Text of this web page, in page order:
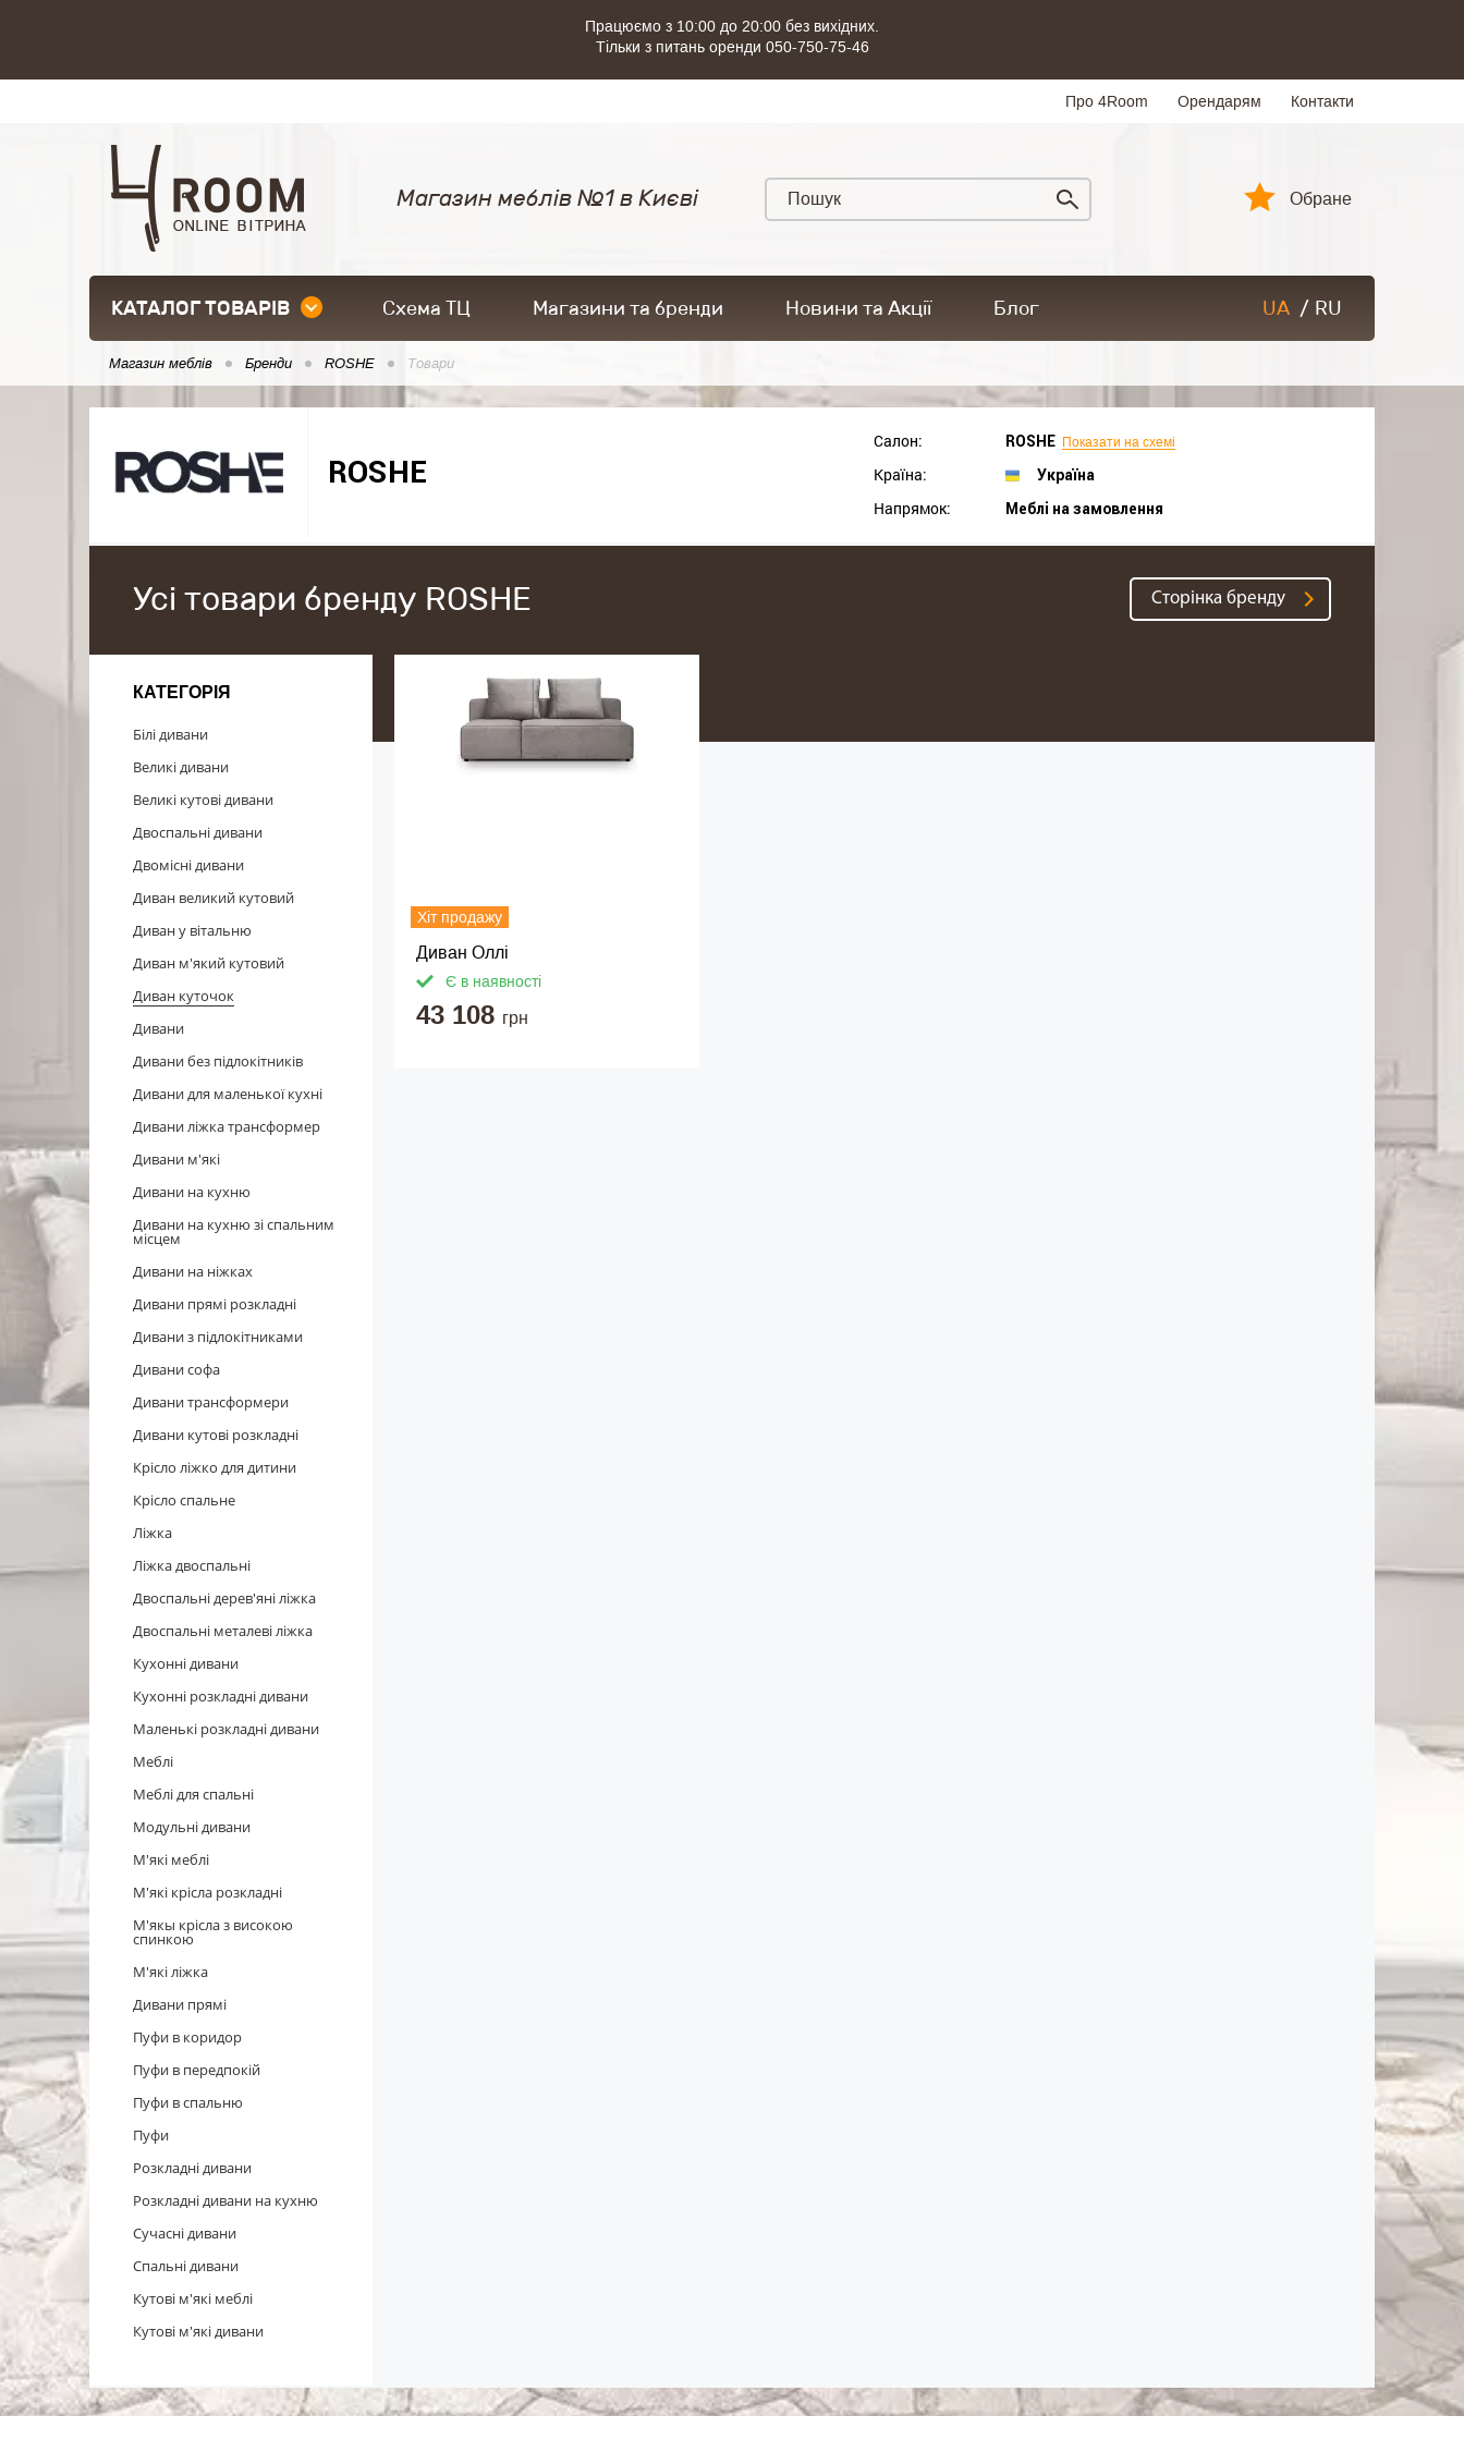
Працюємо з 10:00 до 20:00 без вихідних.
Тільки з питань оренди 050-750-75-46
Про 4Room Орендарям Контакти
Магазин меблів №1 в Києві Обране
КАТАЛОГ ТОВАРІВ Схема ТЦ Магазини та бренди Новини та Акції Блог UA / RU
Магазин меблів Бренди ROSHE Товари
ROSHE
Салон: ROSHE Показати на схемі
Країна: Україна
Напрямок: Меблі на замовлення
Усі товари бренду ROSHE Cторінка бренду
КАТЕГОРІЯ
Білі дивани
Великі дивани
Великі кутові дивани
Двоспальні дивани
Двомісні дивани
Диван великий кутовий
Диван у вітальню
Диван м'який кутовий
Диван куточок
Дивани
Дивани без підлокітників
Дивани для маленької кухні
Дивани ліжка трансформер
Дивани м'які
Дивани на кухню
Дивани на кухню зі спальним
місцем
Дивани на ніжках
Дивани прямі розкладні
Дивани з підлокітниками
Дивани софа
Дивани трансформери
Дивани кутові розкладні
Крісло ліжко для дитини
Крісло спальне
Ліжка
Ліжка двоспальні
Двоспальні дерев'яні ліжка
Двоспальні металеві ліжка
Кухонні дивани
Кухонні розкладні дивани
Маленькі розкладні дивани
Меблі
Меблі для спальні
Модульні дивани
М'які меблі
М'які крісла розкладні
М'якы крісла з високою
спинкою
М'які ліжка
Дивани прямі
Пуфи в коридор
Пуфи в передпокій
Пуфи в спальню
Пуфи
Розкладні дивани
Розкладні дивани на кухню
Сучасні дивани
Спальні дивани
Кутові м'які меблі
Кутові м'які дивани
Хіт продажу
Диван Оллі
Є в наявності
43 108 грн